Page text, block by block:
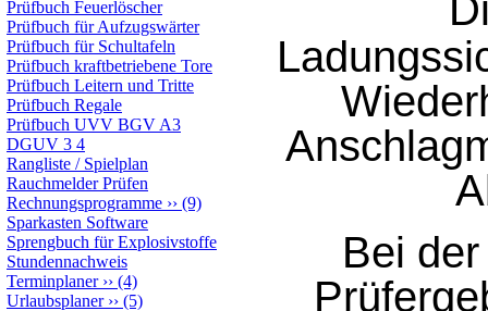
Prüfbuch Feuerlöscher
Prüfbuch für Aufzugswärter
Prüfbuch für Schultafeln
Prüfbuch kraftbetriebene Tore
Prüfbuch Leitern und Tritte
Prüfbuch Regale
Prüfbuch UVV BGV A3
DGUV 3 4
Rangliste / Spielplan
Rauchmelder Prüfen
Rechnungsprogramme ›› (9)
Sparkasten Software
Sprengbuch für Explosivstoffe
Stundennachweis
Terminplaner›› (4)
Urlaubsplaner›› (5)
Bei